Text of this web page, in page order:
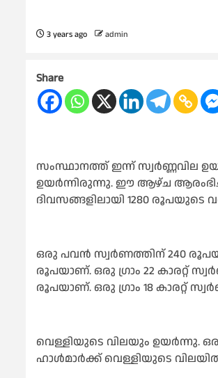
3 years ago admin
Share
സംസ്ഥാനത്ത് ഇന്ന് സ്വർണ്ണവില
ഉയർന്നിരുന്നു. ഈ ആഴ്ച
ദിവസങ്ങളിലായി 1280 രൂപയുടെ
ഒരു പവൻ സ്വർണത്തിന് 240
രൂപയാണ്. ഒരു ഗ്രാം 22 കാരറ്റ്
രൂപയാണ്. ഒരു ഗ്രാം 18 കാരറ്റ്
വെള്ളിയുടെ വിലയും ഉയർന്നു.
ഹാൾമാർക്ക് വെള്ളിയുടെ